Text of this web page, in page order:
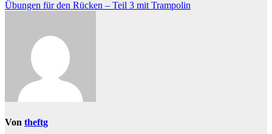
Übungen für den Rücken – Teil 3 mit Trampolin
Von theftg